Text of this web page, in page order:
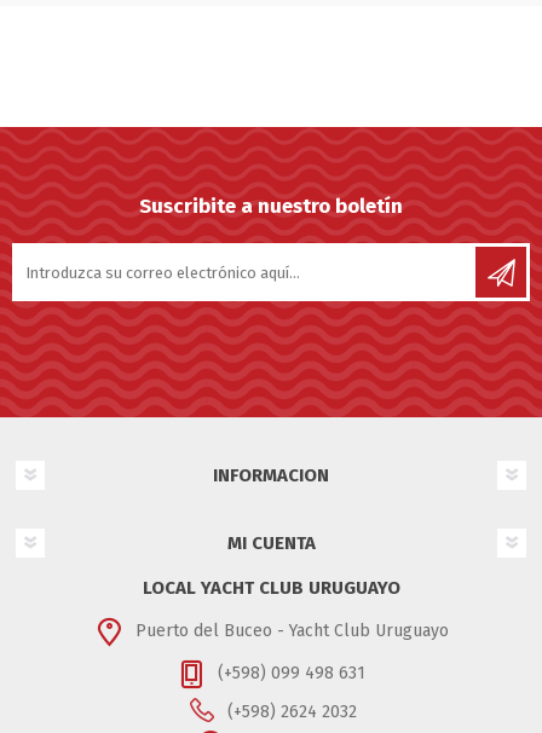
Suscribite a nuestro boletín
INFORMACION
MI CUENTA
LOCAL YACHT CLUB URUGUAYO
Puerto del Buceo - Yacht Club Uruguayo
(+598) 099 498 631
(+598) 2624 2032